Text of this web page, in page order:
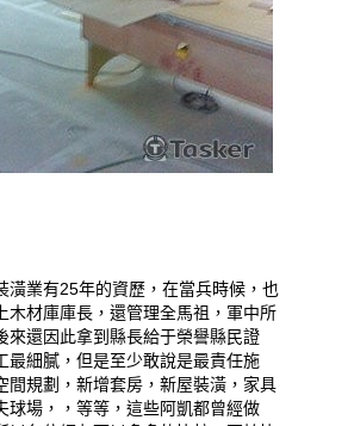
潢業有25年的資歷，在當兵時候，也
木材庫庫長，還管理全馬祖，軍中所
來還因此拿到縣長給于榮譽縣民證
最細膩，但是至少敢說是最責任施
間規劃，新增套房，新屋裝潢，家具
球場，，等等，這些阿凱都曾經做